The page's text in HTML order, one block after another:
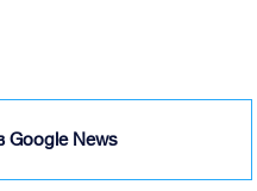
Google News